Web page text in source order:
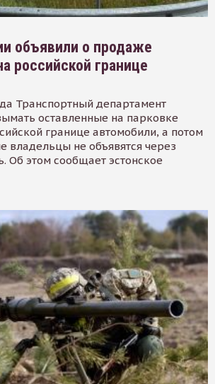
объявили о продаже
российской границе
Транспортный департамент
оставленные на парковке
границе автомобили, а потом
владельцы не объявятся через
Об этом сообщает эстонское